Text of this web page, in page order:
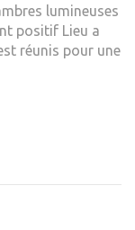
lumineuses
positif Lieu a
réunis pour une